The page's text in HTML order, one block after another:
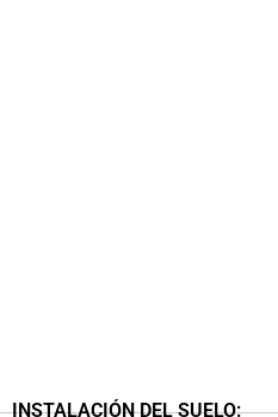
INSTALACIÓN DEL SUELO: